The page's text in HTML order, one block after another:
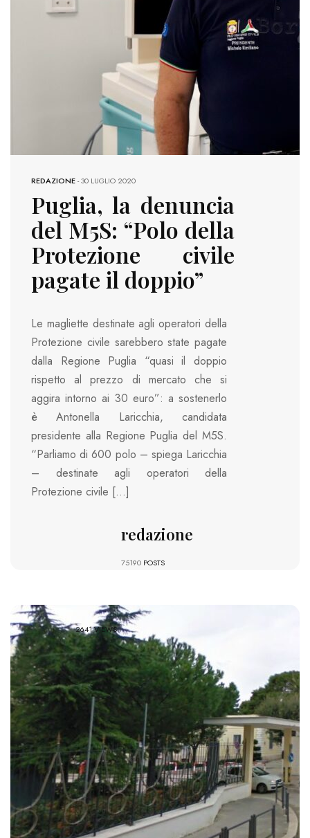
REDAZIONE-30 LUGLIO 2020
Puglia, la denuncia
del M5S: “Polo della
Protezione civile
pagate il doppio”
Le magliette destinate agli operatori della
Protezione civile sarebbero state pagate
dalla Regione Puglia “quasi il doppio
rispetto al prezzo di mercato che si
aggira intorno ai 30 euro”: a sostenerlo
è Antonella Laricchia, candidata
presidente alla Regione Puglia del M5S.
“Parliamo di 600 polo – spiega Laricchia
– destinate agli operatori della
Protezione civile […]
redazione
75190 POSTS
2641 VIEWS